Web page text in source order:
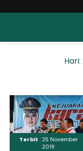
Hari:
Terbit : 25 November
2019